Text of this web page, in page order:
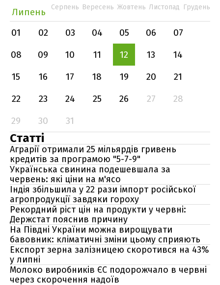
Липень
Серпень Вересень Жовтень Листопад Грудень
01 02 03 04 05 06
07
08
09 10 11 12 13
14
15
16 17 18 19 20
21
22
23 24 25 26 27
28
29
30 31
Статті
Аграрії отримали 25 мільярдів гривень
кредитів за програмою "5-7-9"
Українська свинина подешевшала за
червень: які ціни на м'ясо
Індія збільшила у 22 рази імпорт російської
агропродукції завдяки гороху
Рекордний ріст цін на продукти у червні:
Держстат пояснив причину
На Півдні України можна вирощувати
бавовник: кліматичні зміни цьому сприяють
Експорт зерна залізницею скоротився на 43%
у липні
Молоко виробників ЄС подорожчало в червні
через скорочення надоїв